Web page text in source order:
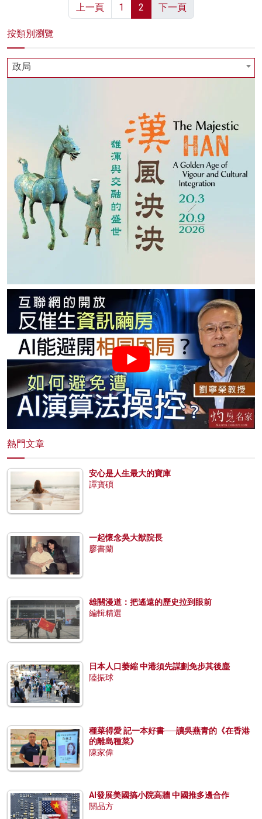
上一頁 1 2 下一頁
按類別瀏覽
政局
熱門文章
安心是人生最大的寶庫
譚寶碩
一起懷念吳大猷院長
廖書蘭
雄關漫道：把遙遠的歷史拉到眼前
編輯精選
日本人口萎縮 中港須先謀劃免步其後塵
陸振球
種菜得愛 記一本好書──讀吳燕青的《在香港
的離島種菜》
陳家偉
AI發展美國搞小院高牆 中國推多邊合作
關品方